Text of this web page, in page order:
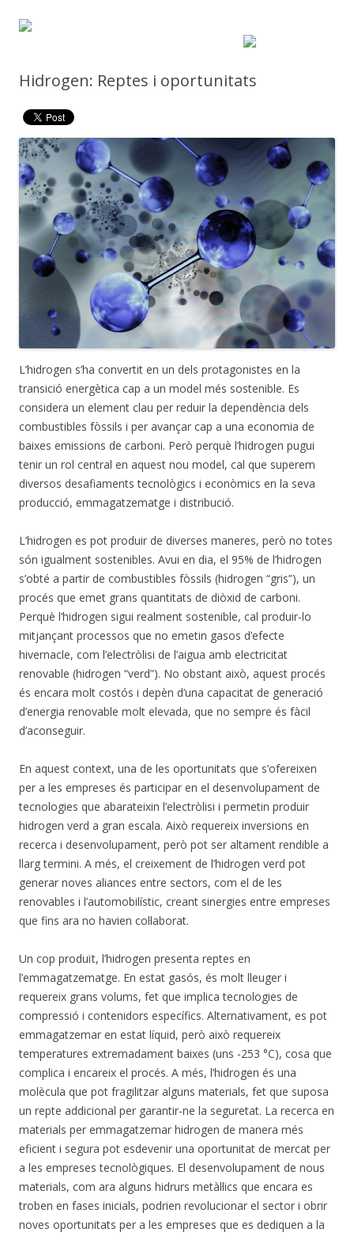
Hidrogen: Reptes i oportunitats
L’hidrogen s’ha convertit en un dels protagonistes en la
transició energètica cap a un model més sostenible. Es
considera un element clau per reduir la dependència dels
combustibles fòssils i per avançar cap a una economia de
baixes emissions de carboni. Però perquè l’hidrogen pugui
tenir un rol central en aquest nou model, cal que superem
diversos desafiaments tecnològics i econòmics en la seva
producció, emmagatzematge i distribució.
L’hidrogen es pot produir de diverses maneres, però no totes
són igualment sostenibles. Avui en dia, el 95% de l’hidrogen
s’obté a partir de combustibles fòssils (hidrogen “gris”), un
procés que emet grans quantitats de diòxid de carboni.
Perquè l’hidrogen sigui realment sostenible, cal produir-lo
mitjançant processos que no emetin gasos d’efecte
hivernacle, com l’electròlisi de l’aigua amb electricitat
renovable (hidrogen “verd”). No obstant això, aquest procés
és encara molt costós i depèn d’una capacitat de generació
d’energia renovable molt elevada, que no sempre és fàcil
d’aconseguir.
En aquest context, una de les oportunitats que s’ofereixen
per a les empreses és participar en el desenvolupament de
tecnologies que abarateixin l’electròlisi i permetin produir
hidrogen verd a gran escala. Això requereix inversions en
recerca i desenvolupament, però pot ser altament rendible a
llarg termini. A més, el creixement de l’hidrogen verd pot
generar noves aliances entre sectors, com el de les
renovables i l’automobilístic, creant sinergies entre empreses
que fins ara no havien col·laborat.
Un cop produït, l’hidrogen presenta reptes en
l’emmagatzematge. En estat gasós, és molt lleuger i
requereix grans volums, fet que implica tecnologies de
compressió i contenidors específics. Alternativament, es pot
emmagatzemar en estat líquid, però això requereix
temperatures extremadament baixes (uns -253 °C), cosa que
complica i encareix el procés. A més, l’hidrogen és una
molècula que pot fragilitzar alguns materials, fet que suposa
un repte addicional per garantir-ne la seguretat. La recerca en
materials per emmagatzemar hidrogen de manera més
eficient i segura pot esdevenir una oportunitat de mercat per
a les empreses tecnològiques. El desenvolupament de nous
materials, com ara alguns hidrurs metàl·lics que encara es
troben en fases inicials, podrien revolucionar el sector i obrir
noves oportunitats per a les empreses que es dediquen a la